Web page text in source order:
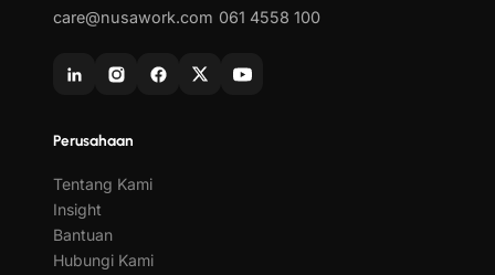
care@nusawork.com 061 4558 100
Perusahaan
Tentang Kami
Insight
Bantuan
Hubungi Kami